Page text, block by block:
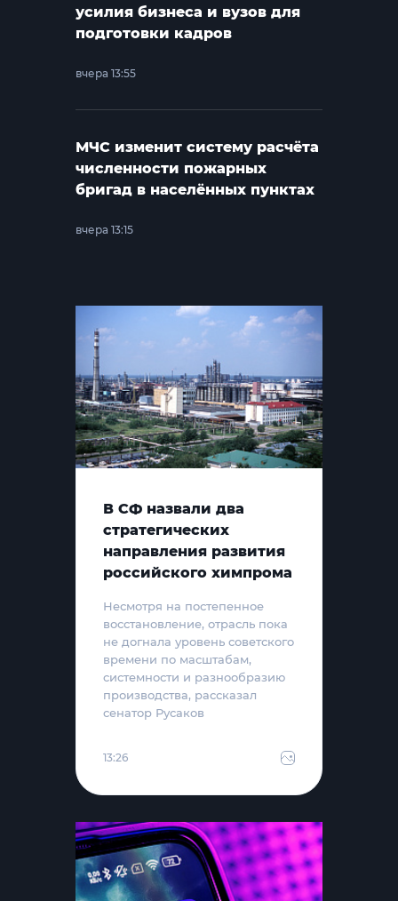
усилия бизнеса и вузов для
подготовки кадров
вчера 13:55
МЧС изменит систему расчёта
численности пожарных
бригад в населённых пунктах
вчера 13:15
В СФ назвали два
стратегических
направления развития
российского химпрома
Несмотря на постепенное
восстановление, отрасль пока
не догнала уровень советского
времени по масштабам,
системности и разнообразию
производства, рассказал
сенатор Русаков
13:26